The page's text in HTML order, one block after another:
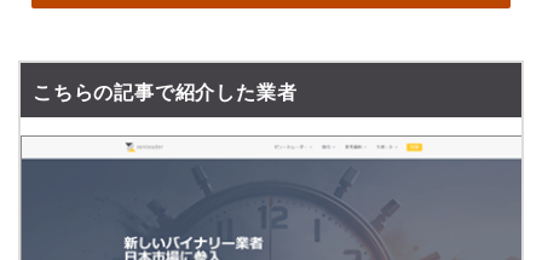
こちらの記事で紹介した業者